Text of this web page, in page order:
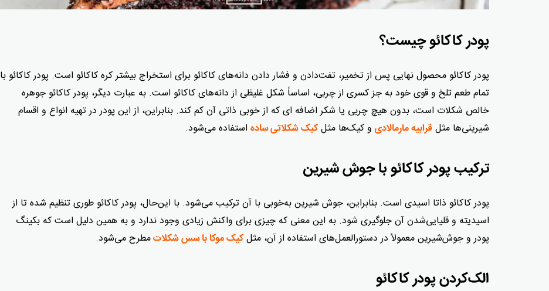
پودر کاکائو چیست؟
پودر کاکائو محصول نهایی پس از تخمیر، تفت‌دادن و فشار دادن دانه‌های کاکائو برای استخراج بیشتر کره کاکائو است. پودر کاکائو با
تمام طعم تلخ و قوی خود به جز کسری از چربی، اساساً شکل غلیظی از دانه‌های کاکائو است. به عبارت دیگر، پودر کاکائو جوهره
خالص شکلات است، بدون هیچ چربی یا شکر اضافه ای که از خوبی ذاتی آن کم کند. بنابراین، از این پودر در تهیه انواع و اقسام
شیرینی‌ها مثل قرابیه مارمالادی و کیک‌ها مثل کیک شکلاتی ساده استفاده می‌شود.
ترکیب پودر کاکائو با جوش شیرین
پودر کاکائو ذاتا اسیدی است. بنابراین، جوش شیرین به‌خوبی با آن ترکیب می‌شود. با این‌حال، پودر کاکائو طوری تنظیم شده تا از
اسیدیته و قلیایی‌شدن آن جلوگیری شود. به این معنی که چیزی برای واکنش زیادی وجود ندارد و به همین دلیل است که بکینگ
پودر و جوش‌شیرین معمولاً در دستورالعمل‌های استفاده از آن، مثل کیک موکا با سس شکلاتمطرح می‌شود.
الک‌کردن پودر کاکائو